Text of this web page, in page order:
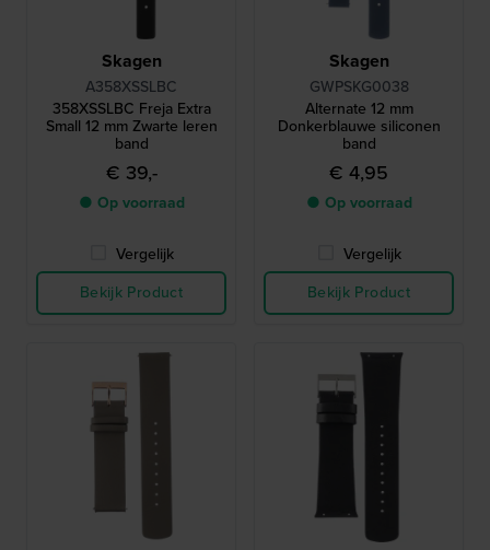
Skagen
A358XSSLBC
358XSSLBC Freja Extra
Small 12 mm Zwarte leren
band
€ 39,-
● Op voorraad
Vergelijk
Bekijk Product
Skagen
GWPSKG0038
Alternate 12 mm
Donkerblauwe siliconen
band
€ 4,95
● Op voorraad
Vergelijk
Bekijk Product